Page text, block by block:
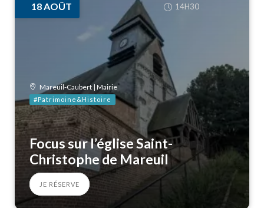
18AOÛT 14H30
Mareuil-Caubert | Mairie
#Patrimoine&Histoire
Focus sur l’église Saint-
Christophe de Mareuil
JE RÉSERVE